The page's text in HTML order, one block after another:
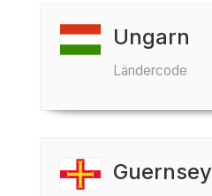
Ungarn
Ländercode
Guernsey